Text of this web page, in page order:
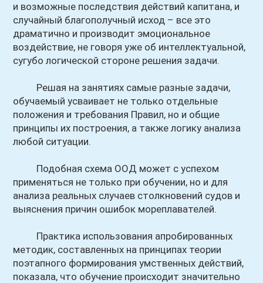
и возможные последствия действий капитана, и
случайный благополучный исход – все это
драматично и производит эмоциональное
воздействие, не говоря уже об интеллектуальной,
сугубо логической стороне решения задачи.
Решая на занятиях самые разные задачи,
обучаемый усваивает не только отдельные
положения и требования Правил, но и общие
принципы их построения, а также логику анализа
любой ситуации.
Подобная схема ООД может с успехом
применяться не только при обучении, но и для
анализа реальных случаев столкновений судов и
выяснения причин ошибок мореплавателей.
Практика использования апробированных
методик, составленных на принципах теории
поэтапного формирования умственных действий,
показала, что обучение происходит значительно